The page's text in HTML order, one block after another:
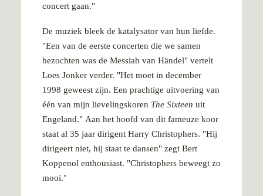
concert gaan."
De muziek bleek de katalysator van hun liefde.
"Een van de eerste concerten die we samen
bezochten was de Messiah van Händel" vertelt
Loes Jonker verder. "Het moet in december
1998 geweest zijn. Een prachtige uitvoering van
één van mijn lievelingskoren The Sixteen uit
Engeland." Aan het hoofd van dit fameuze koor
staat al 35 jaar dirigent Harry Christophers. "Hij
dirigeert niet, hij staat te dansen" zegt Bert
Koppenol enthousiast. "Christophers beweegt zo
mooi."